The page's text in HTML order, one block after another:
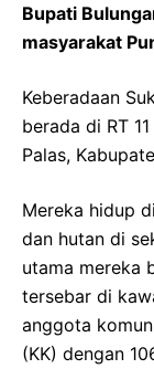
Bupati
masyarakat
Keberadaan
berada di RT
Palas,
Mereka hidup
dan hutan di
utama mereka
tersebar di
anggota
(KK) dengan